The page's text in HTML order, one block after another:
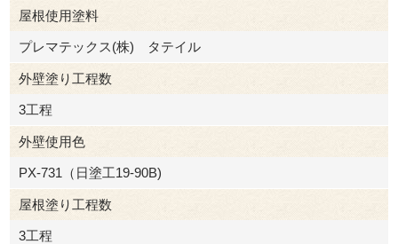
屋根使用塗料
プレマテックス(株) タテイル
外壁塗り工程数
3工程
外壁使用色
PX-731（日塗工19-90B)
屋根塗り工程数
3工程